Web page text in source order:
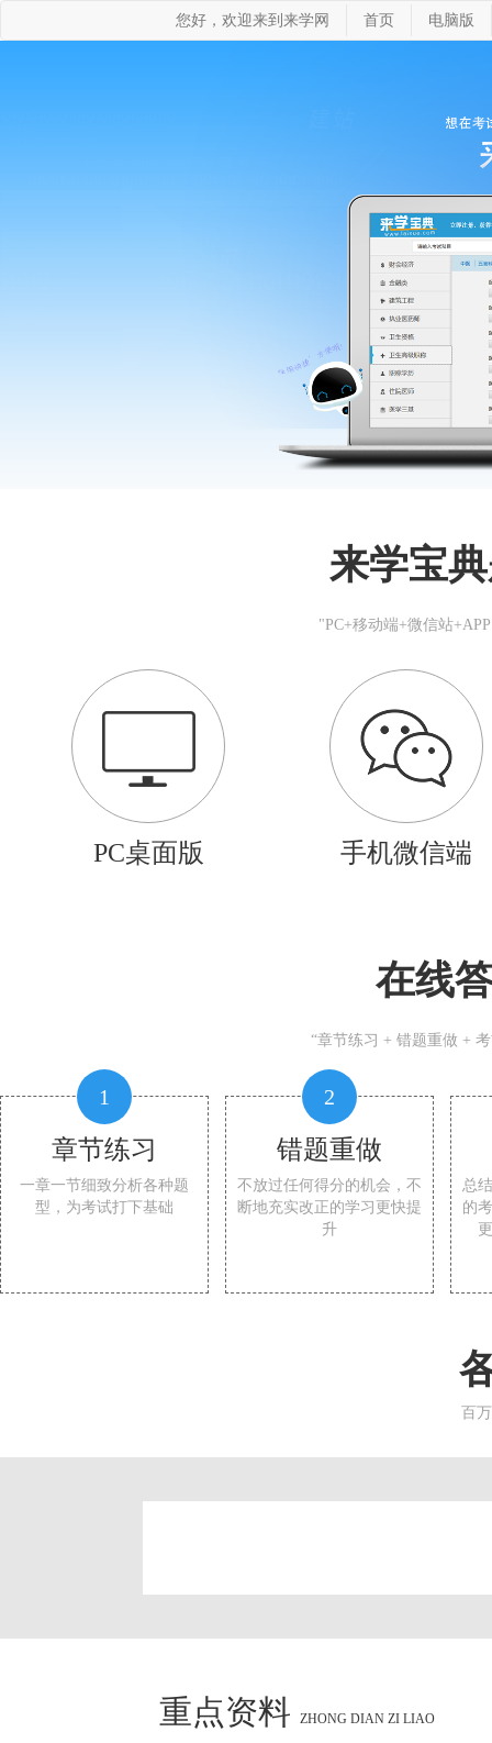
您好，欢迎来到来学网 首页 电脑版
来学宝
"PC+移动端+微信站
PC桌面版 手机微信端
在线
“章节练习 + 错题重做 +
1
章节练习
一章一节细致分析各种题
型，为考试打下基础
2
错题重做
不放过任何得分的机会，不
断地充实改正的学习更快提
升
总
的
百
重点资料 ZHONG DIAN ZI LIAO